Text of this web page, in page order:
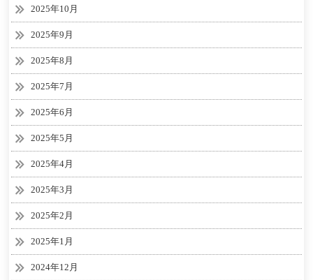
2025年10月
2025年9月
2025年8月
2025年7月
2025年6月
2025年5月
2025年4月
2025年3月
2025年2月
2025年1月
2024年12月